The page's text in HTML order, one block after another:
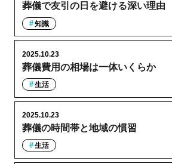
葬儀で友引の日を避ける深い理由
知識
葬儀費用の相場は一体いくらか
2025.10.23
生活
葬儀の時間帯と地域の慣習
2025.10.23
生活